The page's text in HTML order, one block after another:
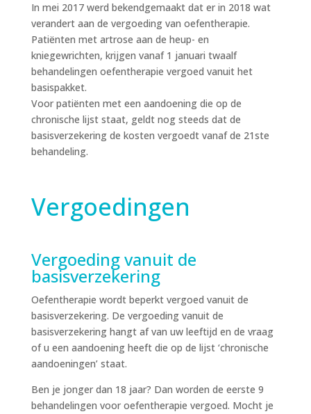
In mei 2017 werd bekendgemaakt dat er in 2018 wat
verandert aan de vergoeding van oefentherapie.
Patiënten met artrose aan de heup- en
kniegewrichten, krijgen vanaf 1 januari twaalf
behandelingen oefentherapie vergoed vanuit het
basispakket.
Voor patiënten met een aandoening die op de
chronische lijst staat, geldt nog steeds dat de
basisverzekering de kosten vergoedt vanaf de 21ste
behandeling.
Vergoedingen
Vergoeding vanuit de
basisverzekering
Oefentherapie wordt beperkt vergoed vanuit de
basisverzekering. De vergoeding vanuit de
basisverzekering hangt af van uw leeftijd en de vraag
of u een aandoening heeft die op de lijst ‘chronische
aandoeningen’ staat.
Ben je jonger dan 18 jaar? Dan worden de eerste 9
behandelingen voor oefentherapie vergoed. Mocht je